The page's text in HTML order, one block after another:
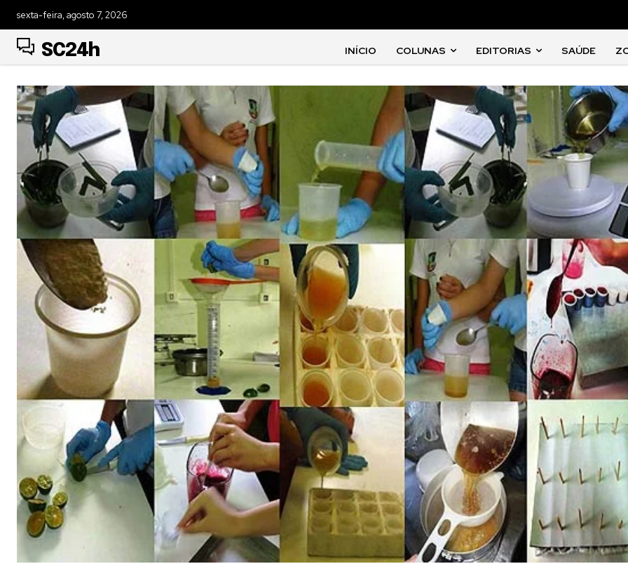
sexta-feira, agosto 7, 2026
SC24h INÍCIO COLUNAS EDITORIAS SAÚDE